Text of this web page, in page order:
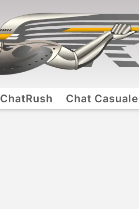
ChatRush Chat Casuale